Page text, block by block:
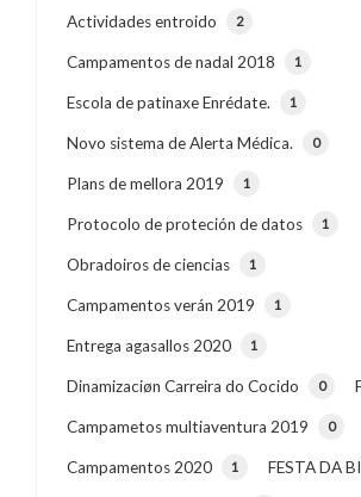
Actividades entroido 2
Campamentos de nadal 2018 1
Escola de patinaxe Enrédate. 1
Novo sistema de Alerta Médica. 0
Plans de mellora 2019 1
Protocolo de proteción de datos 1
Obradoiros de ciencias 1
Campamentos verán 2019 1
Entrega agasallos 2020 1
Dinamizaciøn Carreira do Cocido 0
Campametos multiaventura 2019 0
Campamentos 2020 1 FESTA DA